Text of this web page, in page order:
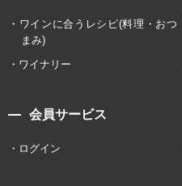
ワインに合うレシピ(料理・おつ
まみ)
ワイナリー
会員サービス
ログイン